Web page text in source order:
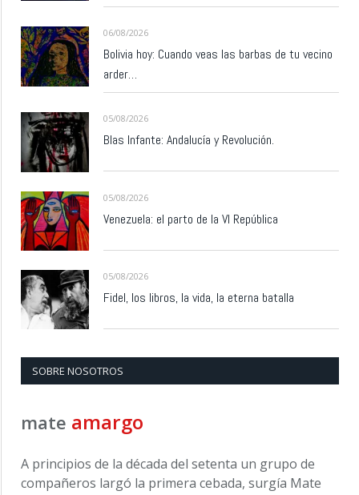
06/08/2026
Bolivia hoy: Cuando veas las barbas de tu vecino
arder…
05/08/2026
Blas Infante: Andalucía y Revolución.
05/08/2026
Venezuela: el parto de la VI República
05/08/2026
Fidel, los libros, la vida, la eterna batalla
SOBRE NOSOTROS
mate amargo
A principios de la década del setenta un grupo de
compañeros largó la primera cebada, surgía Mate